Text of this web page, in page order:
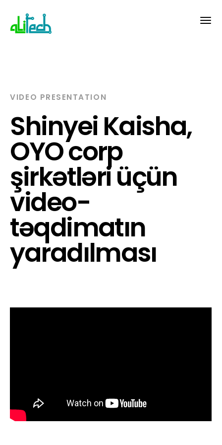
VIDEO PRESENTATION
Shinyei Kaisha,
OYO corp
şirkətləri üçün
video-
təqdimatın
yaradılması